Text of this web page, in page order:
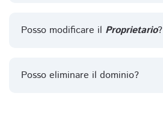
Posso modificare il Proprietario?
Posso eliminare il dominio?